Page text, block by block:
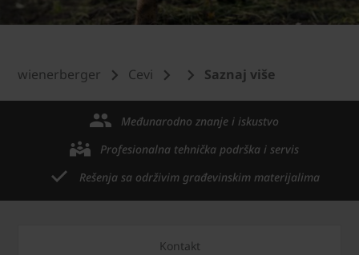
wienerberger Cevi Saznaj više
Međunarodno znanje i iskustvo
Profesionalna tehnička podrška i servis
Rešenja sa održivim građevinskim materijalima
Kontakt